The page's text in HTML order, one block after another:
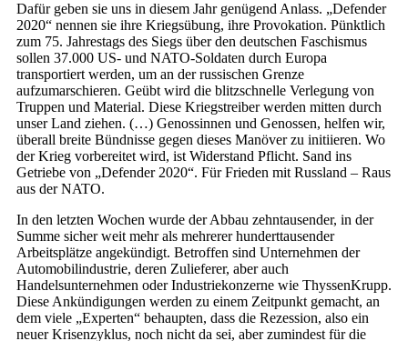
Dafür geben sie uns in diesem Jahr genügend Anlass. „Defender
2020“ nennen sie ihre Kriegsübung, ihre Provokation. Pünktlich
zum 75. Jahrestags des Siegs über den deutschen Faschismus
sollen 37.000 US- und NATO-Soldaten durch Europa
transportiert werden, um an der russischen Grenze
aufzumarschieren. Geübt wird die blitzschnelle Verlegung von
Truppen und Material. Diese Kriegstreiber werden mitten durch
unser Land ziehen. (…) Genossinnen und Genossen, helfen wir,
überall breite Bündnisse gegen dieses Manöver zu initiieren. Wo
der Krieg vorbereitet wird, ist Widerstand Pflicht. Sand ins
Getriebe von „Defender 2020“. Für Frieden mit Russland – Raus
aus der NATO.
In den letzten Wochen wurde der Abbau zehntausender, in der
Summe sicher weit mehr als mehrerer hunderttausender
Arbeitsplätze angekündigt. Betroffen sind Unternehmen der
Automobilindustrie, deren Zulieferer, aber auch
Handelsunternehmen oder Industriekonzerne wie ThyssenKrupp.
Diese Ankündigungen werden zu einem Zeitpunkt gemacht, an
dem viele „Experten“ behaupten, dass die Rezession, also ein
neuer Krisenzyklus, noch nicht da sei, aber zumindest für die